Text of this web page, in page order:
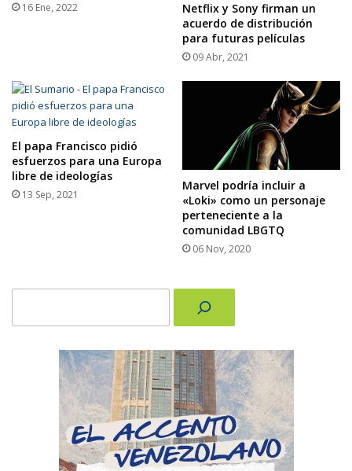
16 Ene, 2022
Netflix y Sony firman un
acuerdo de distribución
para futuras películas
09 Abr, 2021
El papa Francisco pidió
esfuerzos para una Europa
libre de ideologías
13 Sep, 2021
Marvel podría incluir a
«Loki» como un personaje
perteneciente a la
comunidad LBGTQ
06 Nov, 2020